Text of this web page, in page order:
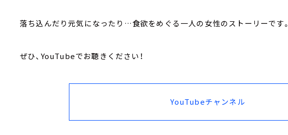
落ち込んだり元気になったり…食欲をめぐる一人の女性のストーリーです。
ぜひ、YouTubeでお聴きください！
YouTubeチャンネル